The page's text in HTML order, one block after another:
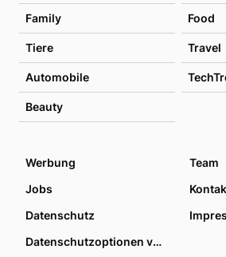
Family Food
Tiere Travel
Automobile
Beauty
Werbung
Team
Jobs
Datenschutz
Datenschutzoptionen verwalten